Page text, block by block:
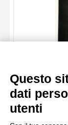
Questo
dati
utenti